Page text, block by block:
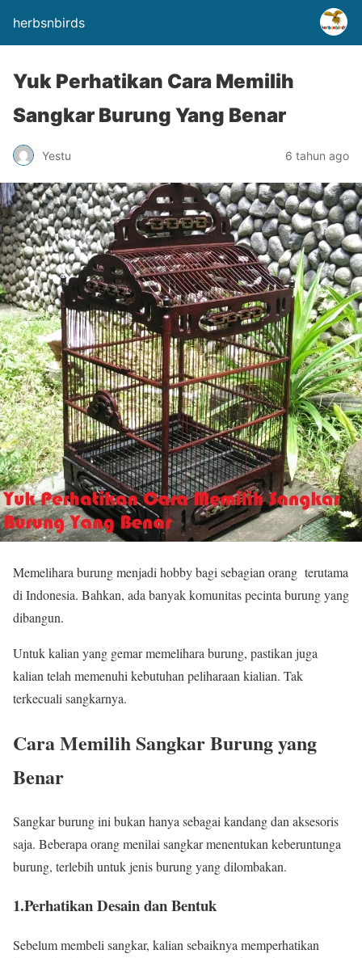
herbsnbirds
Yuk Perhatikan Cara Memilih
Sangkar Burung Yang Benar
Yestu 6 tahun ago
Memelihara burung menjadi hobby bagi sebagian orang terutama
di Indonesia. Bahkan, ada banyak komunitas pecinta burung yang
dibangun.
Untuk kalian yang gemar memelihara burung, pastikan juga
kalian telah memenuhi kebutuhan peliharaan kialian. Tak
terkecuali sangkarnya.
Cara Memilih Sangkar Burung yang
Benar
Sangkar burung ini bukan hanya sebagai kandang dan aksesoris
saja. Beberapa orang menilai sangkar menentukan keberuntunga
burung, terlebih untuk jenis burung yang dilombakan.
1.Perhatikan Desain dan Bentuk
Sebelum membeli sangkar, kalian sebaiknya memperhatikan